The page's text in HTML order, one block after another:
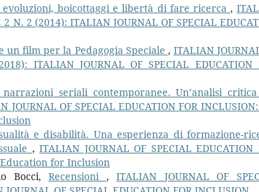
boicottaggi e libertà di fare ricerca ,
N. 2 (2014): ITALIAN JOURNAL OF SPECIAL
un film per la Pedagogia Speciale , ITALIAN
ITALIAN JOURNAL OF SPECIAL EDUCATION
seriali contemporanee. Un’analisi
JOURNAL OF SPECIAL EDUCATION FOR INCLUSION:
e disabilità. Una esperienza di formazione-
,ITALIAN JOURNAL OF SPECIAL EDUCATION
for Inclusion
Bocci,Recensioni ,ITALIAN JOURNAL OF